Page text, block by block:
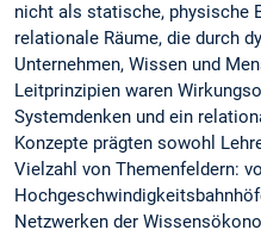
nicht als statische, physische
relationale Räume, die durch
Unternehmen, Wissen und
Leitprinzipien waren
Systemdenken und ein
Konzepte prägten sowohl
Vielzahl von Themenfeldern:
Netzwerken der